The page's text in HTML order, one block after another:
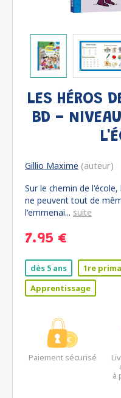
LES HÉROS
BD -
Gillio Maxime (auteur)
Sur le chemin de
ne peuvent tout de
l'emmenai... suite
7.95 €
dès 5 ans 1re
Apprentissage
Paiement sécurisé
à